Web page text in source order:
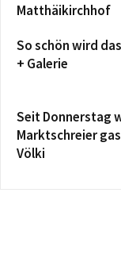
Matthäikirchhof
So schön wird
+ Galerie
Seit Donnerstag
Marktschreier
Völki